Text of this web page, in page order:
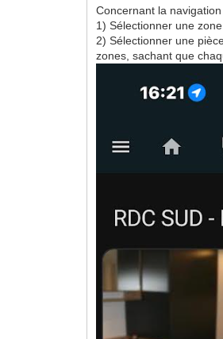
Concernant la
1) Sélectionner une
2) Sélectionner une
zones, sachant que